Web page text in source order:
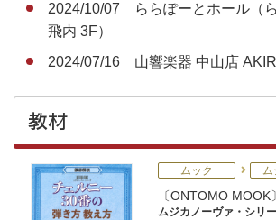
2024/10/07 ららぽーとホール（
飛内 3F）
2024/07/16 山響楽器 中山店
教材
ムック ム
ONTOMO MOOK
ムジカノーヴァ・シリ